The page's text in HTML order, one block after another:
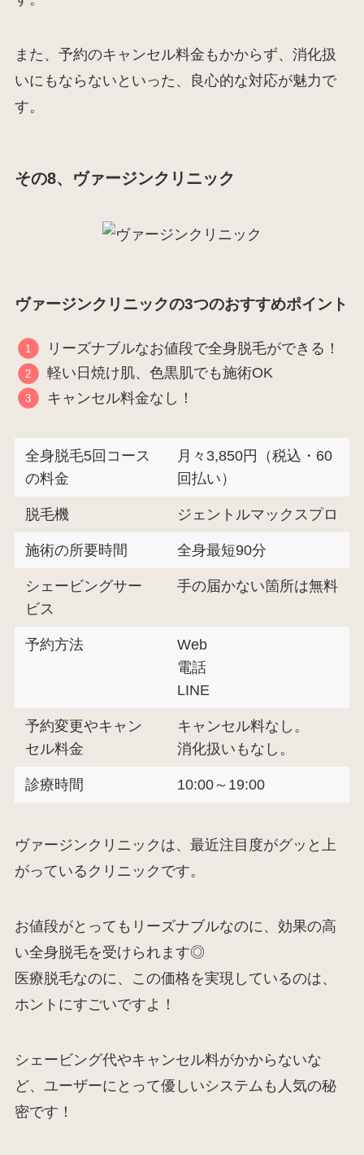
また、予約のキャンセル料金もかからず、消化扱
いにもならないといった、良心的な対応が魅力で
す。
その8、ヴァージンクリニック
ヴァージンクリニックの3つのおすすめポイント
リーズナブルなお値段で全身脱毛ができる！
軽い日焼け肌、色黒肌でも施術OK
キャンセル料金なし！
全身脱毛5回コース
の料金
月々3,850円（税込・60
回払い）
脱毛機 ジェントルマックスプロ
施術の所要時間 全身最短90分
シェービングサー
ビス
手の届かない箇所は無料
予約方法
Web
電話
LINE
予約変更やキャン
セル料金
キャンセル料なし。
消化扱いもなし。
診療時間 10:00～19:00
ヴァージンクリニックは、最近注目度がグッと上
がっているクリニックです。
お値段がとってもリーズナブルなのに、効果の高
い全身脱毛を受けられます◎
医療脱毛なのに、この価格を実現しているのは、
ホントにすごいですよ！
シェービング代やキャンセル料がかからないな
ど、ユーザーにとって優しいシステムも人気の秘
密です！